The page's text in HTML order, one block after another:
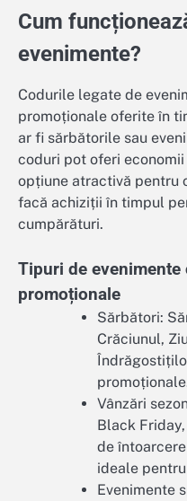
Cum
evenimente?
Codurile legate de
promoționale oferite în
ar fi sărbătorile sau
coduri pot oferi
opțiune atractivă pentru
facă achiziții în timpul
cumpărături.
Tipuri de
promoționale
Sărbători:
Crăciunul,
Vânzări
Black
de
ideale
Evenimente